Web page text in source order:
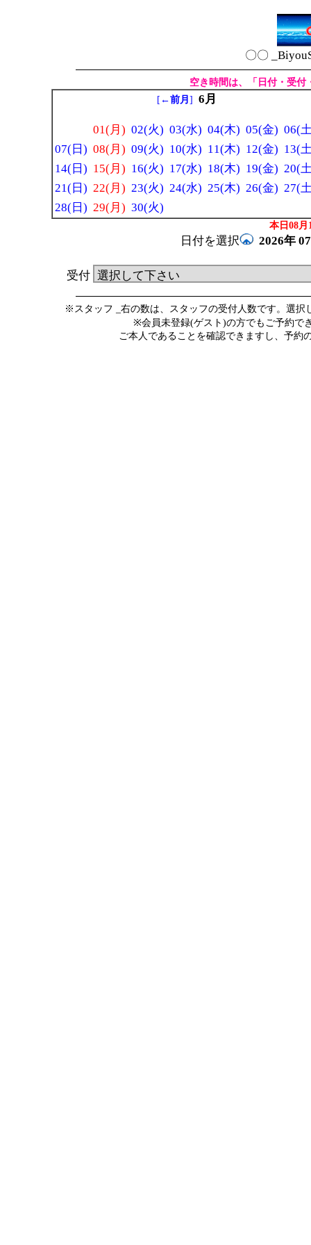
〇〇
空き時間は、「日付・受
[ ←前月 ] 6月
01(月) 02(火) 03(水) 04(木) 05(金) 06(
07(日) 08(月) 09(火) 10(水) 11(木) 12(金) 13(
14(日) 15(月) 16(火) 17(水) 18(木) 19(金) 20(
21(日) 22(月) 23(火) 24(水) 25(木) 26(金) 27(
28(日) 29(月) 30(火)
本日08月
日付を選択 2026年
受付
※スタッフ _右の数は、スタッフの受付人数です。選
※会員未登録(ゲスト)の方でもご予約で
ご本人であることを確認できますし、予約